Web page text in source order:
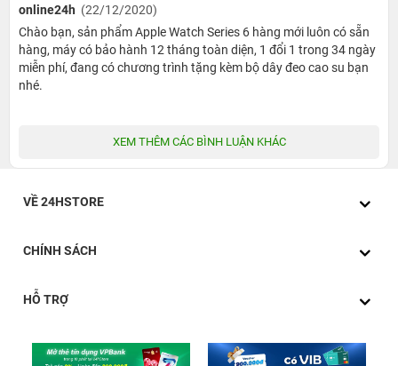
đo nồng độ máu chỉ trong 15 giây; nhờ việc đo liên tục
trong thời gian thực thiết bị có thể kịp thời phát hiện sự
thay đổi và cảnh báo khi nồng độ bão hoà oxy trở nên
quá thấp.
Tính năng này càng trở nên hữu ích hơn trong bối cảnh ra
online24h (22/12/2020)
Chào bạn, sản phẩm Apple Watch Series 6 hàng mới luôn có sẵn
hàng, máy có bảo hành 12 tháng toàn diện, 1 đổi 1 trong 34 ngày
miễn phí, đang có chương trình tặng kèm bộ dây đeo cao su bạn
nhé.
XEM THÊM CÁC BÌNH LUẬN KHÁC
VỀ 24HSTORE
CHÍNH SÁCH
HỖ TRỢ